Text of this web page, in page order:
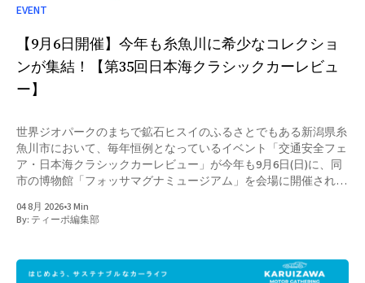
EVENT
【9月6日開催】今年も糸魚川に希少なコレクショ
ンが集結！【第35回日本海クラシックカーレビュ
ー】
世界ジオパークのまちで鉱石ヒスイのふるさとでもある新潟県糸
魚川市において、毎年恒例となっているイベント「交通安全フェ
ア・日本海クラシックカーレビュー」が今年も9月6日(日)に、同
市の博物館「フォッサマグナミュージアム」を会場に開催される
こととなりました。
04 8月 2026•3 Min
By: ティーポ編集部